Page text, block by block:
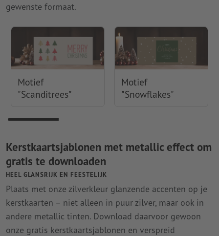
gewenste formaat.
Motief
"Scanditrees"
Motief
"Snowflakes"
Kerstkaartsjablonen met metallic effect om
gratis te downloaden
HEEL GLANSRIJK EN FEESTELIJK
Plaats met onze zilverkleur glanzende accenten op je
kerstkaarten – niet alleen in puur zilver, maar ook in
andere metallic tinten. Download daarvoor gewoon
onze gratis kerstkaartsjablonen en verspreid